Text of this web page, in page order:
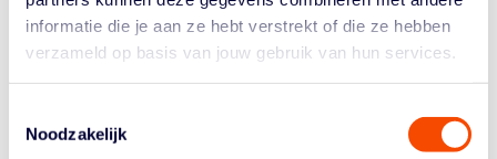
informatie die je aan ze hebt verstrekt of die ze hebben
verzameld op basis van jouw gebruik van hun services.
Noodzakelijk
NIET VOORBIJ
QUALIFIERS, BIJ WORLD
TOUR IN WENEN